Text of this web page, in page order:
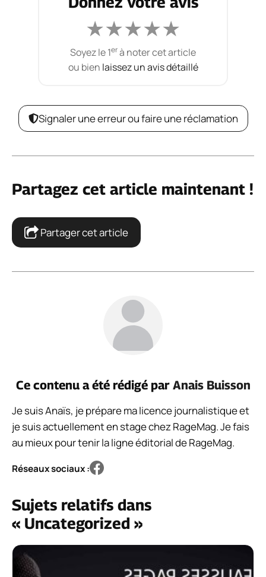
★★★★★
Soyez le 1erà noter cet article
ou bien laissez un avis détaillé
Signaler une erreur ou faire une réclamation
Partagez cet article maintenant !
Partager cet article
Ce contenu a été rédigé par Anais Buisson
Je suis Anaïs, je prépare ma licence journalistique et
je suis actuellement en stage chez RageMag. Je fais
au mieux pour tenir la ligne éditorial de RageMag.
Réseaux sociaux :
Sujets relatifs dans
« Uncategorized »